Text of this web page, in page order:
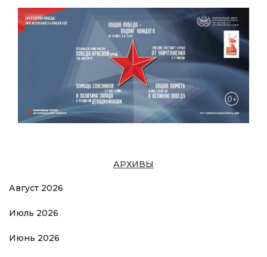
АРХИВЫ
Август 2026
Июль 2026
Июнь 2026